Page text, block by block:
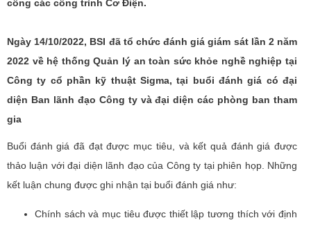
công các công trình Cơ Điện.
​Ngày 14/10/2022, BSI đã tổ chức đánh giá giám sát lần 2 năm
2022 về hệ thống Quản lý an toàn sức khỏe nghề nghiệp tại
Công ty cổ phần kỹ thuật Sigma, tại buổi đánh giá có đại
diện Ban lãnh đạo Công ty và đại diện các phòng ban tham
gia
Buổi đánh giá đã đạt được mục tiêu, và kết quả đánh giá được
thảo luận với đại diện lãnh đạo của Công ty tại phiên họp. Những
kết luận chung được ghi nhận tại buổi đánh giá như:
Chính sách và mục tiêu được thiết lập tương thích với định